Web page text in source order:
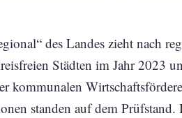
des Landes zieht nach
Städten im Jahr 2023
kommunalen
standen auf dem Prüfstand.